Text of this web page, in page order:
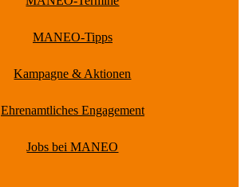
MANEO-Tipps
Kampagne & Aktionen
Ehrenamtliches Engagement
Jobs bei MANEO